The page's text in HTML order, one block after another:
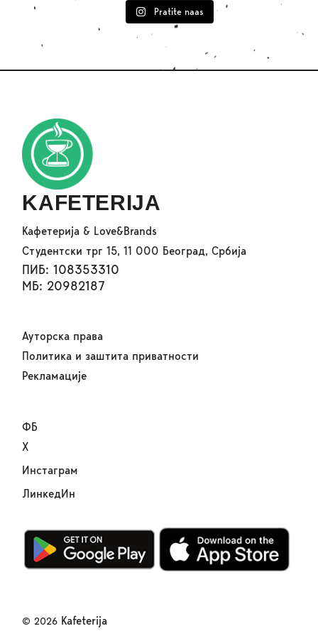
Pratite naas
KAFETERIJA
Кафетерија & Love&Brands
Студентски трг 15, 11 000 Београд, Србија
ПИБ: 108353310
МБ: 20982187
Ауторска права
Политика и заштита приватности
Рекламације
ФБ
Х
Инстаграм
ЛинкедИн
© 2026 Kafeterija